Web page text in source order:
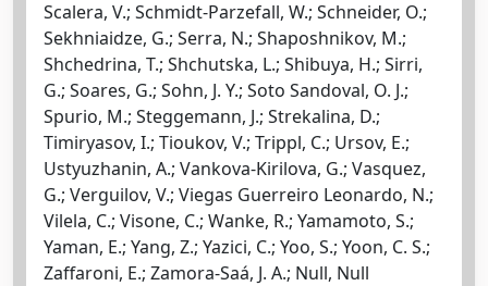
Scalera, V.; Schmidt-Parzefall, W.; Schneider, O.;
Sekhniaidze, G.; Serra, N.; Shaposhnikov, M.;
Shchedrina, T.; Shchutska, L.; Shibuya, H.; Sirri,
G.; Soares, G.; Sohn, J. Y.; Soto Sandoval, O. J.;
Spurio, M.; Steggemann, J.; Strekalina, D.;
Timiryasov, I.; Tioukov, V.; Trippl, C.; Ursov, E.;
Ustyuzhanin, A.; Vankova-Kirilova, G.; Vasquez,
G.; Verguilov, V.; Viegas Guerreiro Leonardo, N.;
Vilela, C.; Visone, C.; Wanke, R.; Yamamoto, S.;
Yaman, E.; Yang, Z.; Yazici, C.; Yoo, S.; Yoon, C. S.;
Zaffaroni, E.; Zamora-Saá, J. A.; Null, Null